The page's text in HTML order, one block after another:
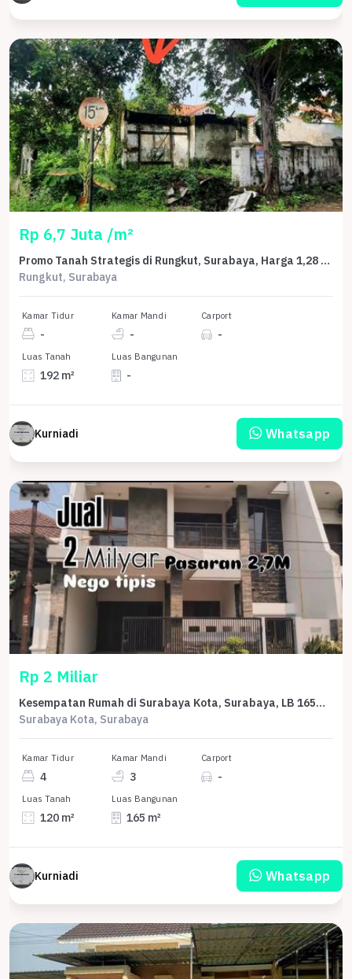
Rp 6,7 Juta /m²
Promo Tanah Strategis di Rungkut, Surabaya, Harga 1,28 Miliar
Rungkut, Surabaya
Kamar Tidur
-
Kamar Mandi
-
Carport
-
Luas Tanah
192 m²
Luas Bangunan
-
Kurniadi Whatsapp
Rp 2 Miliar
Kesempatan Rumah di Surabaya Kota, Surabaya, LB 165m², Harga 2 Miliar
Surabaya Kota, Surabaya
Kamar Tidur
4
Kamar Mandi
3
Carport
-
Luas Tanah
120 m²
Luas Bangunan
165 m²
Kurniadi Whatsapp